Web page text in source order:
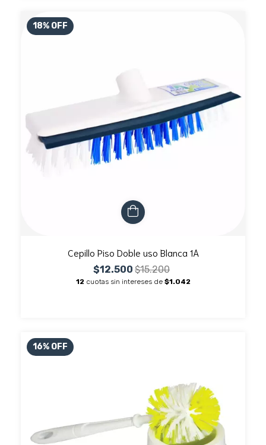
18% OFF
Cepillo Piso Doble uso Blanca 1A
$12.500 $15.200
12 cuotas sin intereses de $1.042
16% OFF